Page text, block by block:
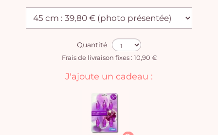
Quantité
Frais de livraison fixes : 10,90 €
J'ajoute un cadeau :